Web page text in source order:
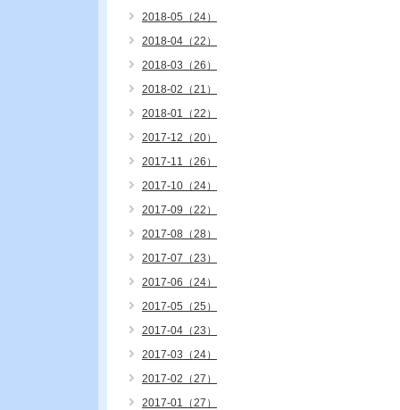
2018-05（24）
2018-04（22）
2018-03（26）
2018-02（21）
2018-01（22）
2017-12（20）
2017-11（26）
2017-10（24）
2017-09（22）
2017-08（28）
2017-07（23）
2017-06（24）
2017-05（25）
2017-04（23）
2017-03（24）
2017-02（27）
2017-01（27）